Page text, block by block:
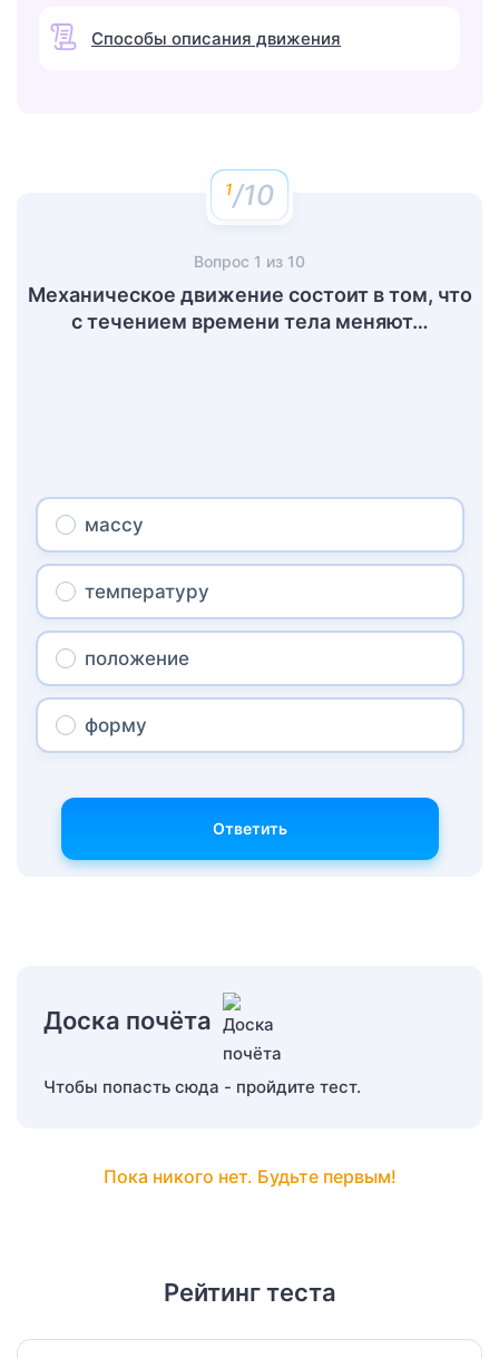
Способы описания движения
/10
Вопрос 1 из 10
Механическое движение состоит в том, что
с течением времени тела меняют…
массу
температуру
положение
форму
Ответить
Доска почёта
Чтобы попасть сюда - пройдите тест.
Пока никого нет. Будьте первым!
Рейтинг теста